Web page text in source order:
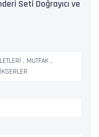
Seti Doğrayıcı ve
, MUTFAK ,